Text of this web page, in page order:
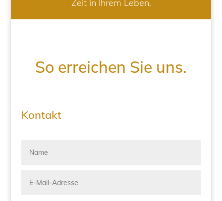
Zeit in Ihrem Leben.
So erreichen Sie uns.
Kontakt